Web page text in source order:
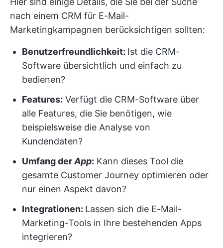
nach einem CRM für E-Mail-
Marketingkampagnen berücksichtigen sollten:
Benutzerfreundlichkeit: Ist die CRM-
Software übersichtlich und einfach zu
bedienen?
Features: Verfügt die CRM-Software über
alle Features, die Sie benötigen, wie
beispielsweise die Analyse von
Kundendaten?
Umfang derApp: Kann dieses Tool die
gesamte Customer Journey optimieren oder
nur einen Aspekt davon?
Integrationen: Lassen sich die E-Mail-
Marketing-Tools in Ihre bestehenden Apps
integrieren?